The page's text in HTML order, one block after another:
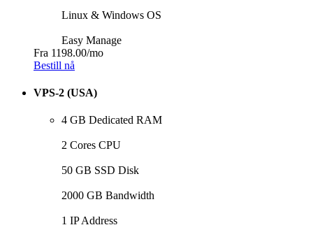
Linux & Windows OS
Easy Manage
Fra 1198.00/mo
Bestill nå
VPS-2 (USA)
4 GB Dedicated RAM
2 Cores CPU
50 GB SSD Disk
2000 GB Bandwidth
1 IP Address